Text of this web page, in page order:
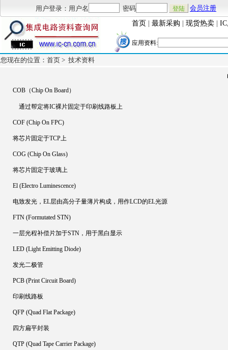
用户登录：用户名 密码
会员注册
首页
最新采购 现货热卖
应用资料:
您现在的位置：首页 > 技术资料
COB（Chip On Board）
通过帮定将IC裸片固定于印刷线路板上
COF (Chip On FPC)
将芯片固定于TCP上
COG (Chip On Glass)
将芯片固定于玻璃上
El (Electro Luminescence)
电致发光，EL层由高分子量薄片构成，用作LCD的EL光源
FTN (Formutated STN)
一层光程补偿片加于STN，用于黑白显示
LED (Light Emitting Diode)
发光二极管
PCB (Print Circuit Board)
印刷线路板
QFP (Quad Flat Package)
四方扁平封装
QTP (Quad Tape Carrier Package)